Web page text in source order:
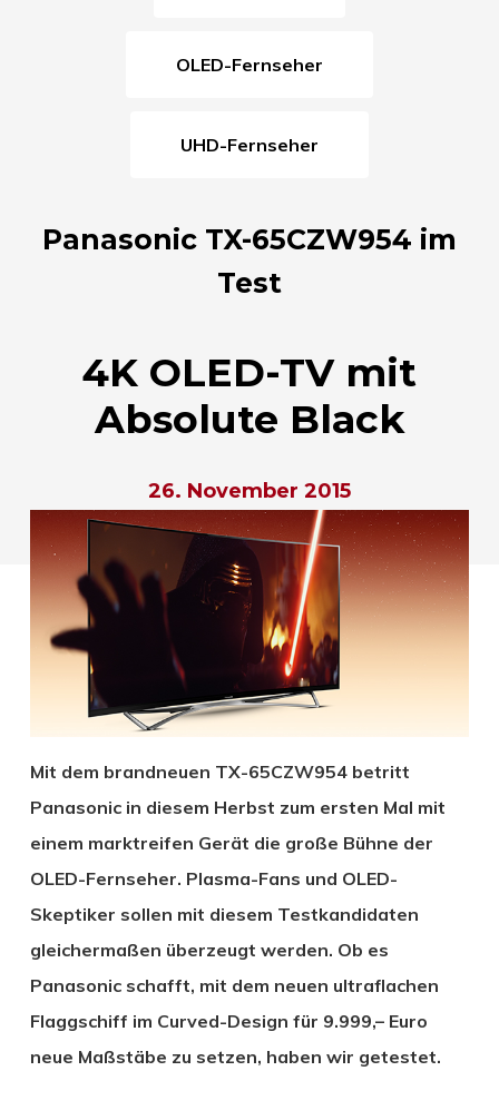
OLED-Fernseher
UHD-Fernseher
Panasonic TX-65CZW954 im
Test
4K OLED-TV mit
Absolute Black
26. November 2015
Mit dem brandneuen TX-65CZW954 betritt
Panasonic in diesem Herbst zum ersten Mal mit
einem marktreifen Gerät die große Bühne der
OLED-Fernseher. Plasma-Fans und OLED-
Skeptiker sollen mit diesem Testkandidaten
gleichermaßen überzeugt werden. Ob es
Panasonic schafft, mit dem neuen ultraflachen
Flaggschiff im Curved-Design für 9.999,– Euro
neue Maßstäbe zu setzen, haben wir getestet.